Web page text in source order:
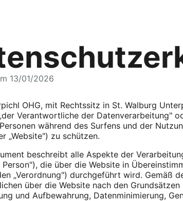
13/01/2026
OHG, mit Rechtssitz in St. Walburg
Verantwortliche der Datenverarbeitung"
während des Surfens und der
„Website") zu schützen.
beschreibt alle Aspekte der
Person"), die über die Website in
„Verordnung") durchgeführt wird. Gemäß
über die Website nach den
und Aufbewahrung, Datenminimierung,